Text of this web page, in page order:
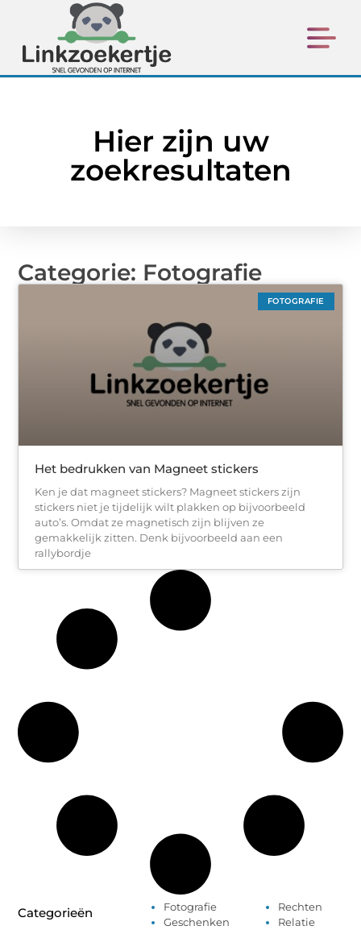
Hier zijn uw
zoekresultaten
Categorie: Fotografie
FOTOGRAFIE
Het bedrukken van Magneet stickers
Ken je dat magneet stickers? Magneet stickers zijn
stickers niet je tijdelijk wilt plakken op bijvoorbeeld
auto’s. Omdat ze magnetisch zijn blijven ze
gemakkelijk zitten. Denk bijvoorbeeld aan een
rallybordje
Categorieën
Fotografie
Geschenken
Rechten
Relatie